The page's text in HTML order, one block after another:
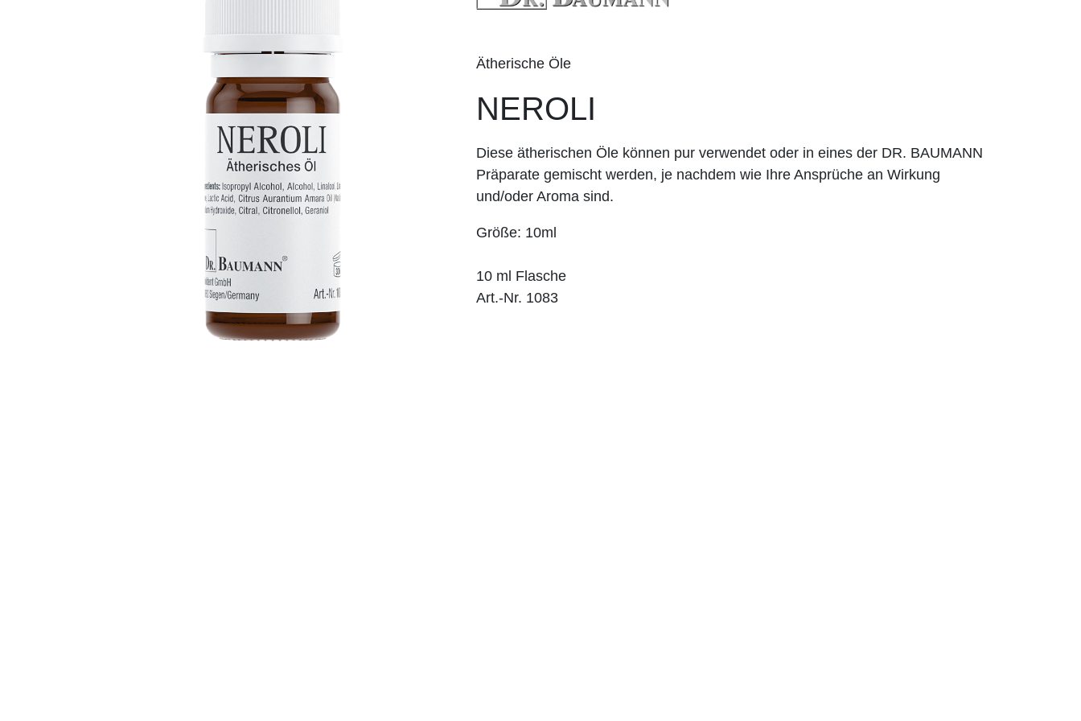
Ätherische Öle
NEROLI
Diese ätherischen Öle können pur verwendet oder in eines der DR. BAUMANN
Präparate gemischt werden, je nachdem wie Ihre Ansprüche an Wirkung
und/oder Aroma sind.
Größe: 10ml
10 ml Flasche
Art.-Nr. 1083